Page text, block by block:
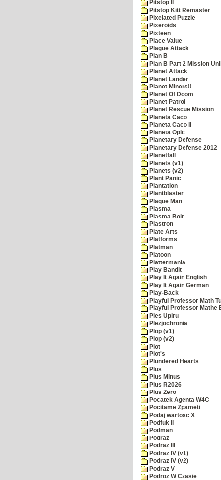
Pitstop II
Pitstop Kitt Remaster
Pixelated Puzzle
Pixeroids
Pixteen
Place Value
Plague Attack
Plan B
Plan B Part 2 Mission
Planet Attack
Planet Lander
Planet Miners!!
Planet Of Doom
Planet Patrol
Planet Rescue Mission
Planeta Caco
Planeta Caco II
Planeta Opic
Planetary Defense
Planetary Defense 2012
Planetfall
Planets (v1)
Planets (v2)
Plant Panic
Plantation
Plantblaster
Plaque Man
Plasma
Plasma Bolt
Plastron
Plate Arts
Platforms
Platman
Platoon
Plattermania
Play Bandit
Play It Again English
Play It Again German
Play-Back
Playful Professor Math
Playful Professor Mathe
Ples Upiru
Plezjochronia
Plop (v1)
Plop (v2)
Plot
Plot's
Plundered Hearts
Plus
Plus Minus
Plus R2026
Plus Zero
Pocatek Agenta W4C
Pocitame Zpameti
Podaj wartosc X
Podfuk II
Podman
Podraz
Podraz III
Podraz IV (v1)
Podraz IV (v2)
Podraz V
Podroz W Czasie